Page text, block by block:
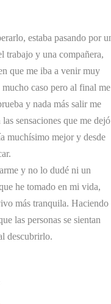
estaba pasando por
trabajo y una compañera,
que me iba a venir muy
caso pero al final me
y nada más salir me
sensaciones que me dejó
muchísimo mejor y desde
y no lo dudé ni un
he tomado en mi vida,
más tranquila. Haciendo
las personas se sientan
descubrirlo.